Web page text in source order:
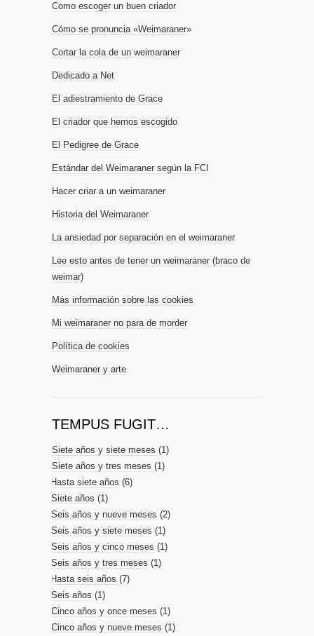
Como escoger un buen criador
Cómo se pronuncia «Weimaraner»
Cortar la cola de un weimaraner
Dedicado a Net
El adiestramiento de Grace
El criador que hemos escogido
El Pedigree de Grace
Estándar del Weimaraner según la FCI
Hacer criar a un weimaraner
Historia del Weimaraner
La ansiedad por separación en el weimaraner
Lee esto antes de tener un weimaraner (braco de
weimar)
Más información sobre las cookies
Mi weimaraner no para de morder
Política de cookies
Weimaraner y arte
TEMPUS FUGIT…
Siete años y siete meses (1)
Siete años y tres meses (1)
Hasta siete años (6)
Siete años (1)
Seis años y nueve meses (2)
Seis años y siete meses (1)
Seis años y cinco meses (1)
Seis años y tres meses (1)
Hasta seis años (7)
Seis años (1)
Cinco años y once meses (1)
Cinco años y nueve meses (1)